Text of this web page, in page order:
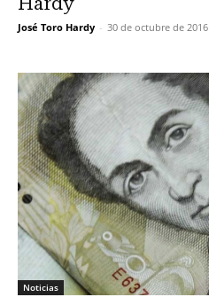
José Toro Hardy - 30 de octubre de 2016
Noticias